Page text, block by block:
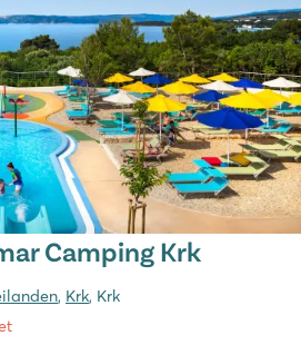
Camping Krk
, Krk, Krk